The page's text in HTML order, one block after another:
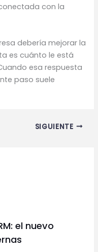
con la
debería mejorar la
es cuánto le está
esa respuesta
paso suele
SIGUIENTE
el nuevo